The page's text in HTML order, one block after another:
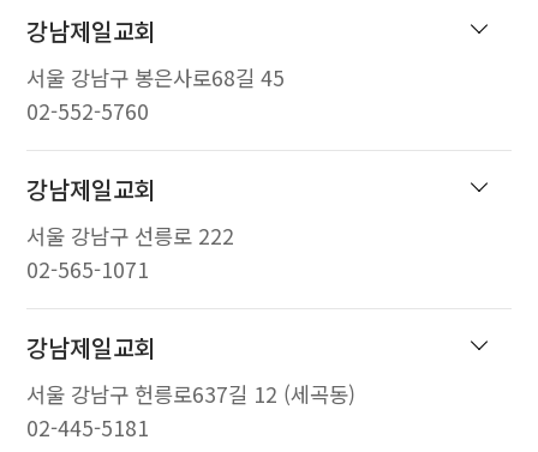
강남제일교회
서울 강남구 봉은사로68길 45
02-552-5760
강남제일교회
서울 강남구 선릉로 222
02-565-1071
강남제일교회
서울 강남구 헌릉로637길 12 (세곡동)
02-445-5181